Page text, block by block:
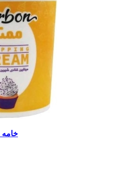
خامه 900 گرمی ممتاز کاله